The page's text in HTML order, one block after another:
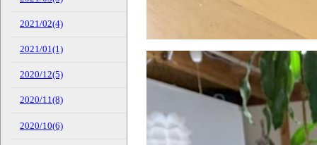
2021/02(4)
2021/01(1)
2020/12(5)
2020/11(8)
2020/10(6)